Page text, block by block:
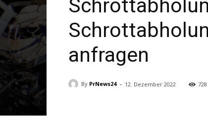
anfragen
By PrNews24 - 12. Dezember 2022 728